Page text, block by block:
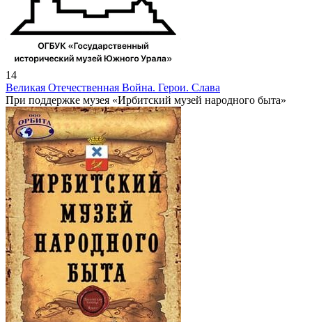
14
Великая Отечественная Война. Герои. Слава
При поддержке музея «Ирбитский музей народного быта»